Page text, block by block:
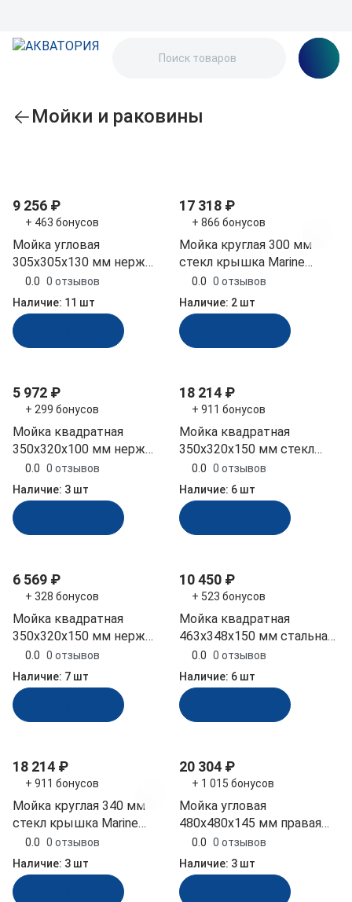
Мойки и раковины
9 256 ₽
+ 463 бонусов
Мойка угловая
305x305x130 мм нерж
Marine Rocket (MR596SS)
0.0 0 отзывов
Наличие: 11 шт
17 318 ₽
+ 866 бонусов
Мойка круглая 300 мм
стекл крышка Marine
Rocket (MR532CSS)
0.0 0 отзывов
Наличие: 2 шт
5 972 ₽
+ 299 бонусов
Мойка квадратная
350x320x100 мм нерж
черная Marine Rocket
(MR23100BSS)
0.0 0 отзывов
Наличие: 3 шт
18 214 ₽
+ 911 бонусов
Мойка квадратная
350x320x150 мм стекл
крышка Marine Rocket
(MR23150BSS)
0.0 0 отзывов
Наличие: 6 шт
6 569 ₽
+ 328 бонусов
Мойка квадратная
350x320x150 мм нерж
черная Marine Rocket
(MR23150SS)
0.0 0 отзывов
Наличие: 7 шт
10 450 ₽
+ 523 бонусов
Мойка квадратная
463x348x150 мм стальная
крышка Marine Rocket
(MR573BSS)
0.0 0 отзывов
Наличие: 6 шт
18 214 ₽
+ 911 бонусов
Мойка круглая 340 мм
стекл крышка Marine
Rocket (MR531CSS)
0.0 0 отзывов
Наличие: 3 шт
20 304 ₽
+ 1 015 бонусов
Мойка угловая
480x480x145 мм правая
стекл крышка Marine
Rocket (MR610RSS)
0.0 0 отзывов
Наличие: 3 шт